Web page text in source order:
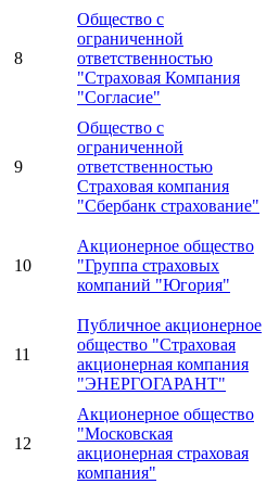
8
Общество с
ограниченной
ответственностью
"Страховая Компания
"Согласие"
9
Общество с
ограниченной
ответственностью
Страховая компания
"Сбербанк страхование"
10
Акционерное общество
"Группа страховых
компаний "Югория"
11
Публичное акционерное
общество "Страховая
акционерная компания
"ЭНЕРГОГАРАНТ"
12
Акционерное общество
"Московская
акционерная страховая
компания"